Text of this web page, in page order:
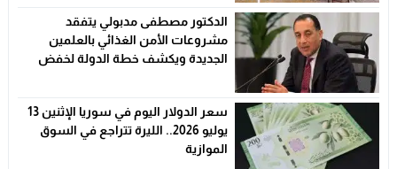
الدكتور مصطفى مدبولي يتفقد
مشروعات الأمن الغذائي بالعلمين
الجديدة ويكشف خطة الدولة لخفض
سعر الدولار اليوم في سوريا الإثنين 13
يوليو 2026.. الليرة تتراجع في السوق
الموازية